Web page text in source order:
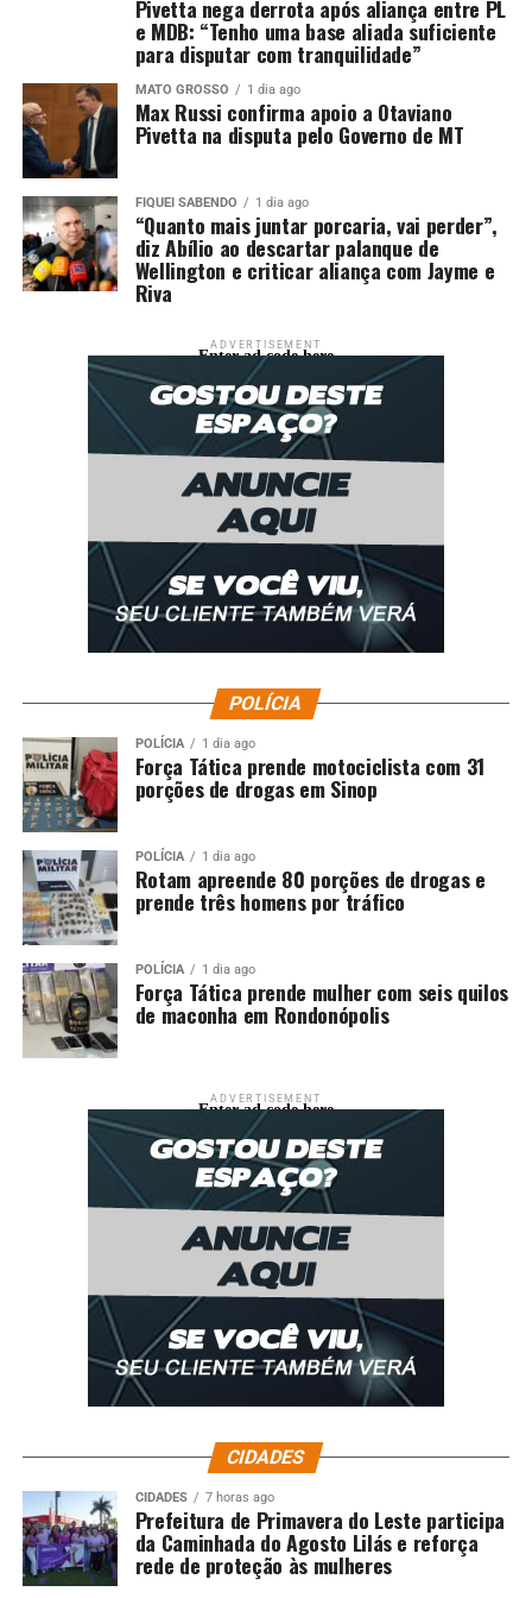
Galeria de Fotos(4 fotos)
Fonte:Prefeitura de Várzea Grande – MT
Comentários
RELATED TOPICS: ANOS
Terceira noite da ExpoVG reúne mais de 30 mil pessoas e
consagra tradição do rodeio
Prefeitura de Várzea Grande homologa resultado do
Pivetta nega derrota após aliança entre PL
e MDB: “Tenho uma base aliada suficiente
para disputar com tranquilidade”
MATO GROSSO 1 dia ago
Max Russi confirma apoio a Otaviano
Pivetta na disputa pelo Governo de MT
FIQUEI SABENDO 1 dia ago
“Quanto mais juntar porcaria, vai perder”,
diz Abílio ao descartar palanque de
Wellington e criticar aliança com Jayme e
Riva
ADVERTISEMENT
Enter ad code here
POLÍCIA
POLÍCIA 1 dia ago
Força Tática prende motociclista com 31
porções de drogas em Sinop
POLÍCIA 1 dia ago
Rotam apreende 80 porções de drogas e
prende três homens por tráfico
POLÍCIA 1 dia ago
Força Tática prende mulher com seis quilos
de maconha em Rondonópolis
ADVERTISEMENT
Enter ad code here
CIDADES
CIDADES 7 horas ago
Prefeitura de Primavera do Leste participa
da Caminhada do Agosto Lilás e reforça
rede de proteção às mulheres